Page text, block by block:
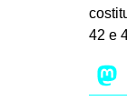
42 e